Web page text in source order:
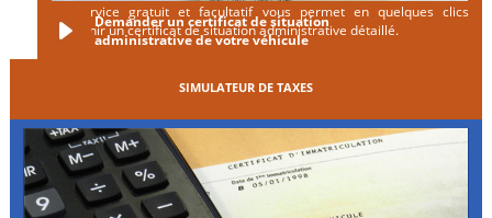
Ce service gratuit et facultatif vous permet en quelques clics
d'obtenir un certificat de situation administrative détaillé.
Demander un certificat de situation
administrative de votre véhicule
SIMULATEUR DE TAXES